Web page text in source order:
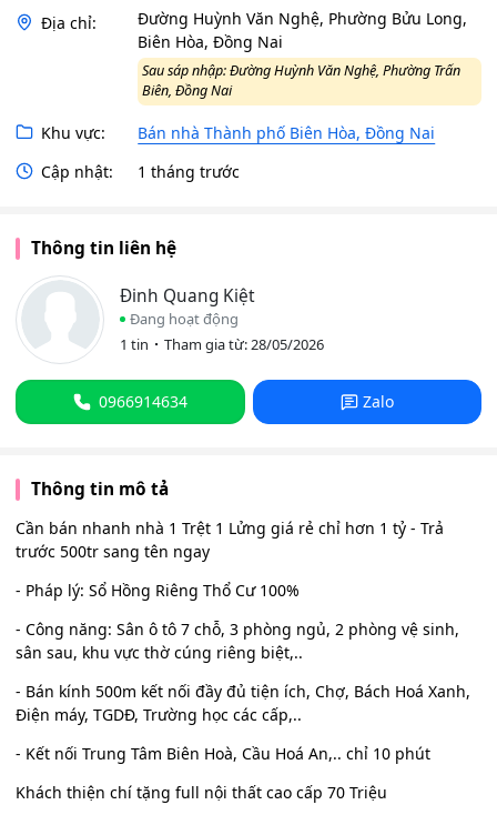
Địa chỉ:
Đường Huỳnh Văn Nghệ, Phường Bửu Long,
Biên Hòa, Đồng Nai
Sau sáp nhập: Đường Huỳnh Văn Nghệ, Phường Trấn
Biên, Đồng Nai
Khu vực:
Bán nhà Thành phố Biên Hòa, Đồng Nai
Cập nhật:
1 tháng trước
Thông tin liên hệ
Đinh Quang Kiệt
Đang hoạt động
1 tin
Tham gia từ: 28/05/2026
0966914634 Zalo
Thông tin mô tả
Cần bán nhanh nhà 1 Trệt 1 Lửng giá rẻ chỉ hơn 1 tỷ - Trả
trước 500tr sang tên ngay
- Pháp lý: Sổ Hồng Riêng Thổ Cư 100%
- Công năng: Sân ô tô 7 chỗ, 3 phòng ngủ, 2 phòng vệ sinh,
sân sau, khu vực thờ cúng riêng biệt,..
- Bán kính 500m kết nối đầy đủ tiện ích, Chợ, Bách Hoá Xanh,
Điện máy, TGDĐ, Trường học các cấp,..
- Kết nối Trung Tâm Biên Hoà, Cầu Hoá An,.. chỉ 10 phút
Khách thiện chí tặng full nội thất cao cấp 70 Triệu